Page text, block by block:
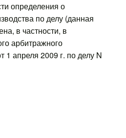
определения о
по делу (данная
в частности, в
арбитражного
1 апреля 2009 г. по делу N